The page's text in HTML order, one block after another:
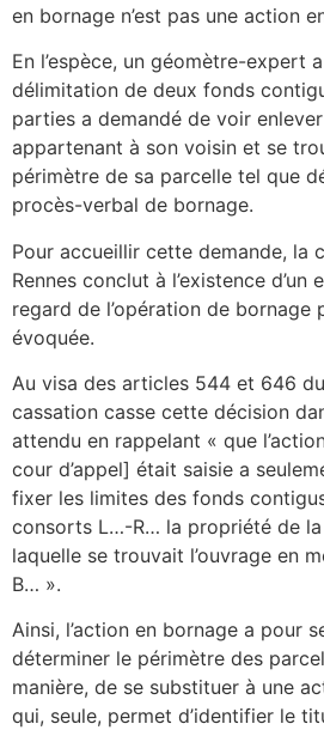
en bornage n’est pas une action
En l’espèce, un géomètre-expert
délimitation de deux fonds
parties a demandé de voir enlever
appartenant à son voisin et se
périmètre de sa parcelle tel que
procès-verbal de bornage.
Pour accueillir cette demande, la
Rennes conclut à l’existence d’un
regard de l’opération de bornage
évoquée.
Au visa des articles 544 et 646
cassation casse cette décision
attendu en rappelant « que
cour d’appel] était saisie a
fixer les limites des fonds
consorts L…-R… la propriété de
laquelle se trouvait l’ouvrage en
B… ».
Ainsi, l’action en bornage a pour
déterminer le périmètre des
manière, de se substituer à une
qui, seule, permet d’identifier le